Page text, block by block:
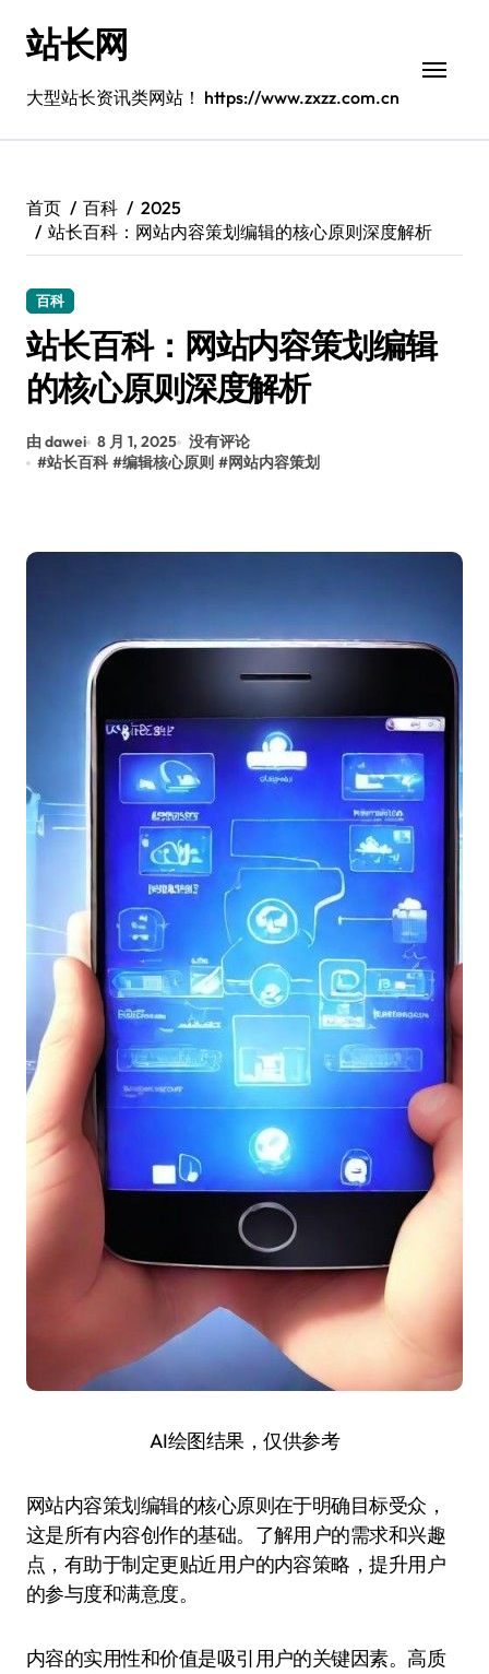
站长网
大型站长资讯类网站！ https://www.zxzz.com.cn
首页 百科
2025
站长百科：网站内容策划编辑的核心原则深度解析
百科
站长百科：网站内容策划编辑
的核心原则深度解析
由 dawei 8 月 1, 2025 没有评论
#站长百科 #编辑核心原则 #网站内容策划
AI绘图结果，仅供参考
网站内容策划编辑的核心原则在于明确目标受众，
这是所有内容创作的基础。了解用户的需求和兴趣
点，有助于制定更贴近用户的内容策略，提升用户
的参与度和满意度。
内容的实用性和价值是吸引用户的关键因素。高质